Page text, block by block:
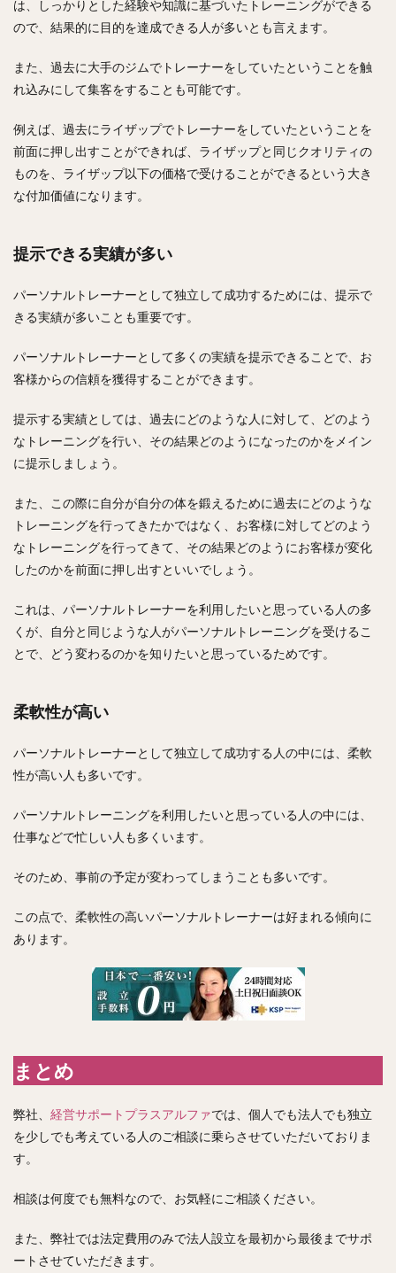
は、しっかりとした経験や知識に基づいたトレーニングができる
ので、結果的に目的を達成できる人が多いとも言えます。
また、過去に大手のジムでトレーナーをしていたということを触
れ込みにして集客をすることも可能です。
例えば、過去にライザップでトレーナーをしていたということを
前面に押し出すことができれば、ライザップと同じクオリティの
ものを、ライザップ以下の価格で受けることができるという大き
な付加価値になります。
提示できる実績が多い
パーソナルトレーナーとして独立して成功するためには、提示で
きる実績が多いことも重要です。
パーソナルトレーナーとして多くの実績を提示できることで、お
客様からの信頼を獲得することができます。
提示する実績としては、過去にどのような人に対して、どのよう
なトレーニングを行い、その結果どのようになったのかをメイン
に提示しましょう。
また、この際に自分が自分の体を鍛えるために過去にどのような
トレーニングを行ってきたかではなく、お客様に対してどのよう
なトレーニングを行ってきて、その結果どのようにお客様が変化
したのかを前面に押し出すといいでしょう。
これは、パーソナルトレーナーを利用したいと思っている人の多
くが、自分と同じような人がパーソナルトレーニングを受けるこ
とで、どう変わるのかを知りたいと思っているためです。
柔軟性が高い
パーソナルトレーナーとして独立して成功する人の中には、柔軟
性が高い人も多いです。
パーソナルトレーニングを利用したいと思っている人の中には、
仕事などで忙しい人も多くいます。
そのため、事前の予定が変わってしまうことも多いです。
この点で、柔軟性の高いパーソナルトレーナーは好まれる傾向に
あります。
まとめ
弊社、 経営サポートプラスアルファでは、個人でも法人でも独立
を少しでも考えている人のご相談に乗らさせていただいておりま
す。
相談は何度でも無料なので、お気軽にご相談ください。
また、弊社では法定費用のみで法人設立を最初から最後までサポ
ートさせていただきます。